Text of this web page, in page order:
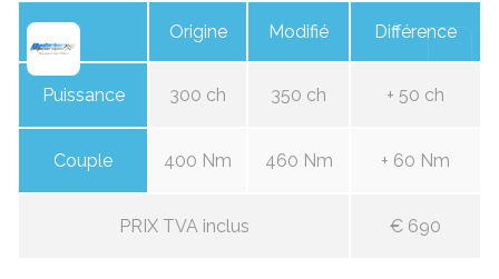
Origine Modifié Différence
Puissance 300 ch 350 ch + 50 ch
Couple 400 Nm 460 Nm + 60 Nm
PRIX TVA inclus € 690